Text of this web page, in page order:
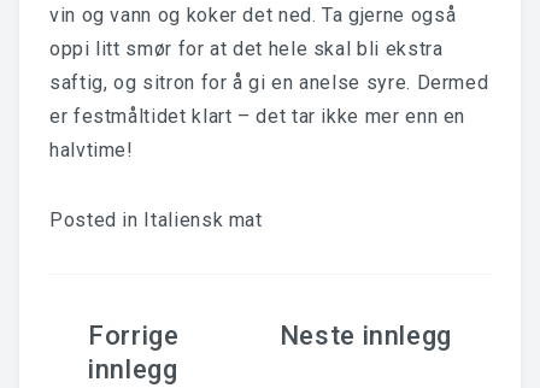
vin og vann og koker det ned. Ta gjerne også
oppi litt smør for at det hele skal bli ekstra
saftig, og sitron for å gi en anelse syre. Dermed
er festmåltidet klart – det tar ikke mer enn en
halvtime!
Posted in Italiensk mat
Innleggsnavigering